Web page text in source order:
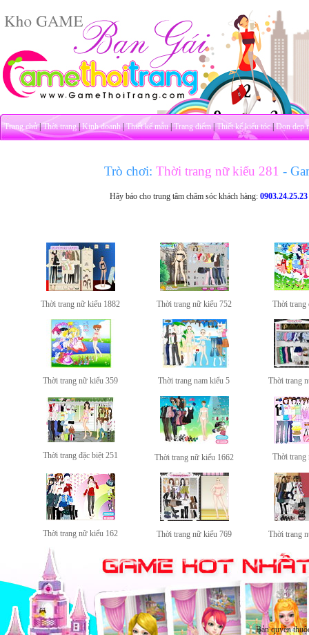
Trang chủ|Thời trang|Kinh doanh|Thiết kế mẫu|Trang điểm|Thiết kế kiểu tóc|Dọn dẹp
Trò chơi: Thời trang nữ kiểu 281 -
Hãy báo cho trung tâm chăm sóc khách hàng:0903.24.25.23
Thời trang nữ kiểu 1882 Thời trang nữ kiểu 752 Thời trang
Thời trang nữ kiểu 359 Thời trang nam kiểu 5 Thời trang
Thời trang đặc biệt 251 Thời trang nữ kiểu 1662 Thời trang
Thời trang nữ kiểu 162 Thời trang nữ kiểu 769 Thời trang
Bản quyền